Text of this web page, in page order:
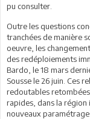
pu consulter.
Outre les questions
tranchées de manière
oeuvre, les
des redéploiements
Bardo, le 18 mars
Sousse le 26 juin. Ces
redoutables
rapides, dans la
nouveaux